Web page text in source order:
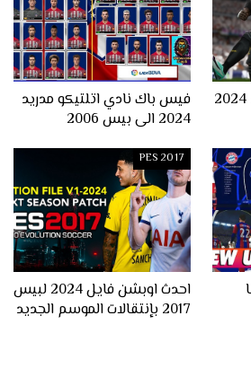
تحميل اطقم ريال مدريد 2024
فيس باك نادي اتلتيكو مدريد
2024 الى بيس 2006
PES 2017
احدث اوبشن فايل 2024 لبيس
2017 بإنتقالات الموسم الجديد